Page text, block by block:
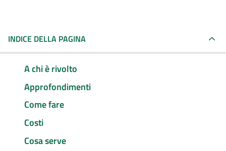
INDICE DELLA PAGINA
A chi è rivolto
Approfondimenti
Come fare
Costi
Cosa serve